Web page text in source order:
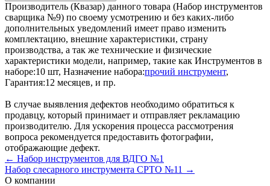
Производитель (Квазар) данного товара (Набор инструментов
сварщика №9) по своему усмотрению и без каких-либо
дополнительных уведомлений имеет право изменить
комплектацию, внешние характеристики, страну
производства, а так же технические и физические
характеристики модели, например, такие как Инструментов в
наборе:10 шт, Назначение набора:прочий инструмент,
Гарантия:12 месяцев, и пр.
В случае выявления дефектов необходимо обратиться к
продавцу, который принимает и отправляет рекламацию
производителю. Для ускорения процесса рассмотрения
вопроса рекомендуется предоставить фотографии,
отображающие дефект.
← Набор инструментов для ВДГО №1
Набор слесарного инструмента СРТО №11 →
О компании